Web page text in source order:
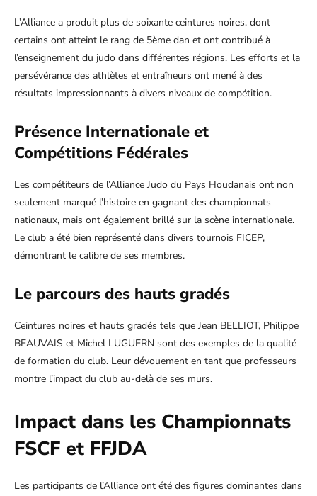
L’Alliance a produit plus de soixante ceintures noires, dont
certains ont atteint le rang de 5ème dan et ont contribué à
l’enseignement du judo dans différentes régions. Les efforts et la
persévérance des athlètes et entraîneurs ont mené à des
résultats impressionnants à divers niveaux de compétition.
Présence Internationale et
Compétitions Fédérales
Les compétiteurs de l’Alliance Judo du Pays Houdanais ont non
seulement marqué l’histoire en gagnant des championnats
nationaux, mais ont également brillé sur la scène internationale.
Le club a été bien représenté dans divers tournois FICEP,
démontrant le calibre de ses membres.
Le parcours des hauts gradés
Ceintures noires et hauts gradés tels que Jean BELLIOT, Philippe
BEAUVAIS et Michel LUGUERN sont des exemples de la qualité
de formation du club. Leur dévouement en tant que professeurs
montre l’impact du club au-delà de ses murs.
Impact dans les Championnats
FSCF et FFJDA
Les participants de l’Alliance ont été des figures dominantes dans